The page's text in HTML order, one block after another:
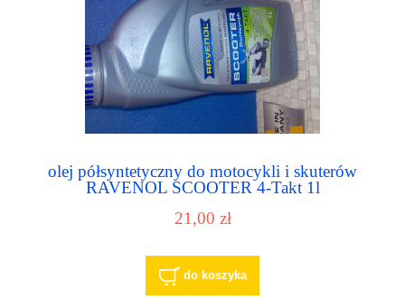
olej półsyntetyczny do motocykli i skuterów
RAVENOL SCOOTER 4-Takt 1l
21,00 zł
do koszyka